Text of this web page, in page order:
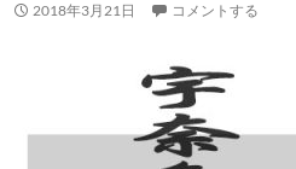
2018年3月21日 コメントする